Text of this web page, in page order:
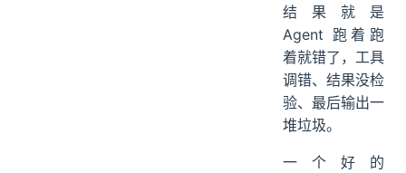
结果就是
Agent 跑着跑
着就错了，工具
调错、结果没检
验、最后输出一
堆垃圾。
一个好的